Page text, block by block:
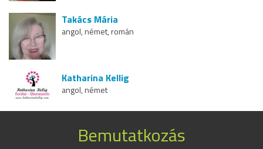
Takács Mária
angol, német, román
Katharina Kellig
angol, német
Bemutatkozás